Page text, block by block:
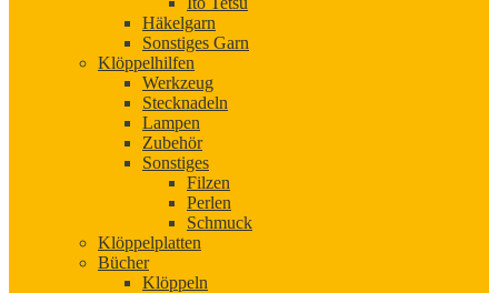
Häkelgarn
Sonstiges Garn
Klöppelhilfen
Werkzeug
Stecknadeln
Lampen
Zubehör
Sonstiges
Filzen
Perlen
Schmuck
Klöppelplatten
Bücher
Klöppeln